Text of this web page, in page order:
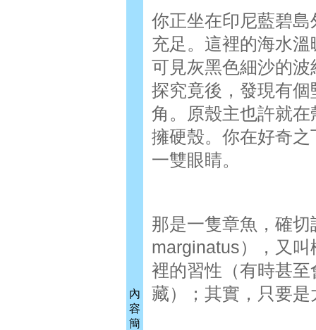
內
容
簡
你正坐在印尼藍碧
充足。這裡的海水
可見灰黑色細沙的
探究竟後，發現有
角。原殼主也許就
擁硬殼。你在好奇
一雙眼睛。
那是一隻章魚，確
marginatus），又
裡的習性（有時甚
藏）；其實，只要